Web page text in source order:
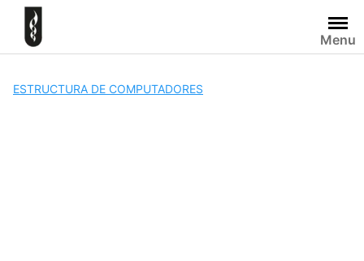
Skip
content
Menu
ESTRUCTURA DE COMPUTADORES